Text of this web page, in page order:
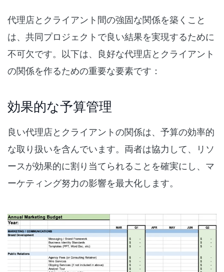
代理店とクライアント間の強固な関係を築くこと
は、共同プロジェクトで良い結果を実現するために
不可欠です。以下は、良好な代理店とクライアント
の関係を作るための重要な要素です：
効果的な予算管理
良い代理店とクライアントの関係は、予算の効率的
な取り扱いを含んでいます。両者は協力して、リソ
ースが効果的に割り当てられることを確実にし、マ
ーケティング努力の影響を最大化します。